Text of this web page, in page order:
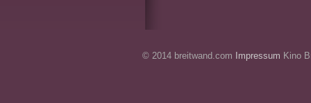
© 2014 breitwand.com Impressum Kino